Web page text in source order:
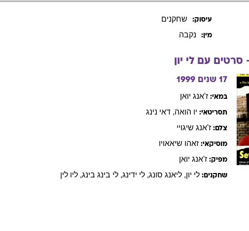
עיסוק: שחקנים
מין: נקבה
סרטים עם לי יון
17 שנים 1999
במאי: ז'אנג יואן
תסריטאי: יו הואה, דאי נינג
צלם: ז'אנג שיגויי
מוסיקאי: זאהו שיאאויו
מפיק: ז'אנג יואן
שחקנים: לי יון, ליאנג סונג, לי ידינג, לי בינג בינג, ליו לין